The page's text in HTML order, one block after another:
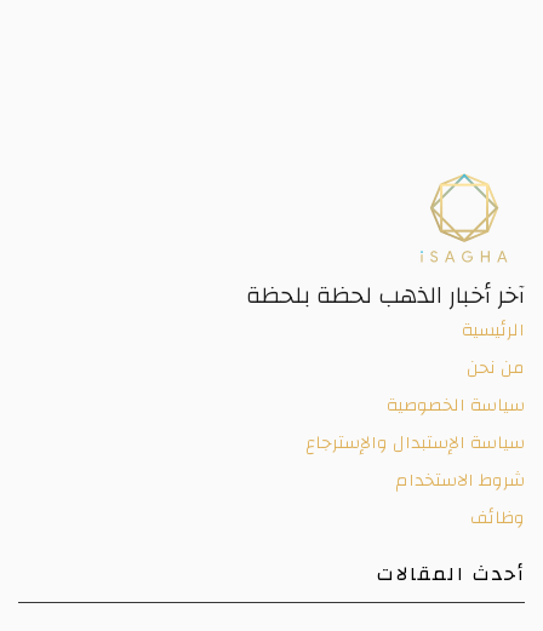
آخر أخبار الذهب لحظة بلحظة
الرئيسية
من نحن
سياسة الخصوصية
سياسة الإستبدال والإسترجاع
شروط الاستخدام
وظائف
أحدث المقالات